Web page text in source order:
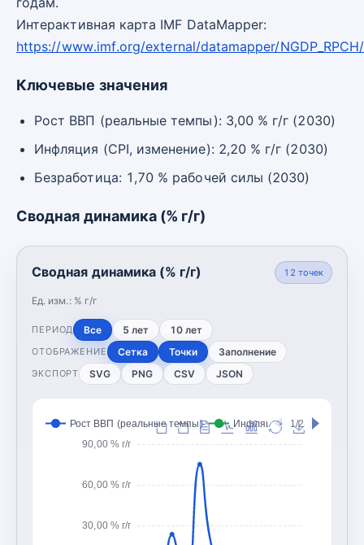
Интерактивная карта IMF DataMapper:
https://www.imf.org/external/datamapper/
Ключевые значения
Рост ВВП (реальные темпы): 3,00 % г/г (2030)
Инфляция (CPI, изменение): 2,20 % г/г (2030)
Безработица: 1,70 % рабочей силы (2030)
Сводная динамика (% г/г)
Сводная динамика (% г/г)
Ед. изм.: % г/г
12 точек
ПЕРИОД Все 5 лет 10 лет
ОТОБРАЖЕНИЕ Сетка Точки Заполнение
ЭКСПОРТ SVG PNG CSV JSON
30,00 % г/г
60,00 % г/г
90,00 % г/г
Рост ВВП (реальные темпы) Инфляция (CPI,
1/2